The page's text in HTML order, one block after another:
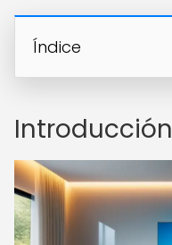
Índice
Introducción